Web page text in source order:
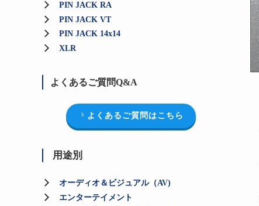
PIN JACK RA
PIN JACK VT
PIN JACK 14x14
XLR
よくあるご質問Q&A
よくあるご質問はこちら
用途別
オーディオ＆ビジュアル（AV)
エンターテイメント